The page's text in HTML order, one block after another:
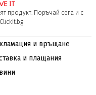
продукт. Поръчай сега и с
и връщане
и плащания